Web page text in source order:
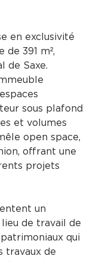
en exclusivité
de 391 m²,
de Saxe.
sous plafond
et volumes
open space,
offrant une
projets
un
de travail de
qui
travaux de